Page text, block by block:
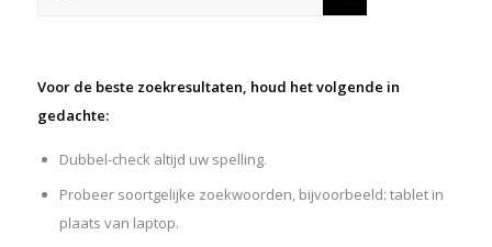
Voor de beste zoekresultaten, houd het volgende in
gedachte:
Dubbel-check altijd uw spelling.
Probeer soortgelijke zoekwoorden, bijvoorbeeld: tablet in
plaats van laptop.